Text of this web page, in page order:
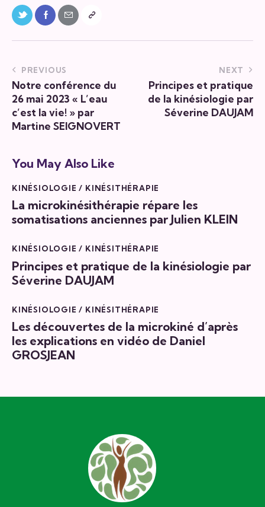
PREVIOUS
Notre conférence du
26 mai 2023 « L’eau
c’est la vie! » par
Martine SEIGNOVERT
NEXT
Principes et pratique
de la kinésiologie par
Séverine DAUJAM
You May Also Like
KINÉSIOLOGIE / KINÉSITHÉRAPIE
La microkinésithérapie répare les
somatisations anciennes par Julien KLEIN
KINÉSIOLOGIE / KINÉSITHÉRAPIE
Principes et pratique de la kinésiologie par
Séverine DAUJAM
KINÉSIOLOGIE / KINÉSITHÉRAPIE
Les découvertes de la microkiné d’après
les explications en vidéo de Daniel
GROSJEAN